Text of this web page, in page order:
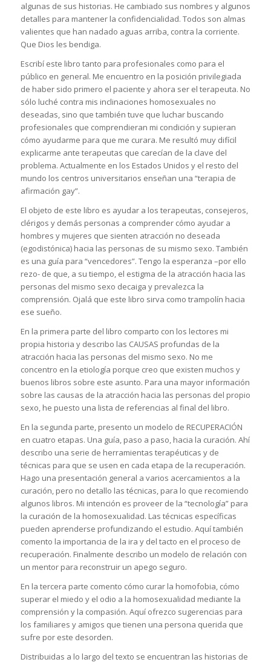
algunas de sus historias. He cambiado sus nombres y algunos
detalles para mantener la confidencialidad. Todos son almas
valientes que han nadado aguas arriba, contra la corriente.
Que Dios les bendiga.
Escribí este libro tanto para profesionales como para el
público en general. Me encuentro en la posición privilegiada
de haber sido primero el paciente y ahora ser el terapeuta. No
sólo luché contra mis inclinaciones homosexuales no
deseadas, sino que también tuve que luchar buscando
profesionales que comprendieran mi condición y supieran
cómo ayudarme para que me curara. Me resultó muy difícil
explicarme ante terapeutas que carecían de la clave del
problema. Actualmente en los Estados Unidos y el resto del
mundo los centros universitarios enseñan una “terapia de
afirmación gay”.
El objeto de este libro es ayudar a los terapeutas, consejeros,
clérigos y demás personas a comprender cómo ayudar a
hombres y mujeres que sienten atracción no deseada
(egodistónica) hacia las personas de su mismo sexo. También
es una guía para “vencedores”. Tengo la esperanza –por ello
rezo- de que, a su tiempo, el estigma de la atracción hacia las
personas del mismo sexo decaiga y prevalezca la
comprensión. Ojalá que este libro sirva como trampolín hacia
ese sueño.
En la primera parte del libro comparto con los lectores mi
propia historia y describo las CAUSAS profundas de la
atracción hacia las personas del mismo sexo. No me
concentro en la etiología porque creo que existen muchos y
buenos libros sobre este asunto. Para una mayor información
sobre las causas de la atracción hacia las personas del propio
sexo, he puesto una lista de referencias al final del libro.
En la segunda parte, presento un modelo de RECUPERACIÓN
en cuatro etapas. Una guía, paso a paso, hacia la curación. Ahí
describo una serie de herramientas terapéuticas y de
técnicas para que se usen en cada etapa de la recuperación.
Hago una presentación general a varios acercamientos a la
curación, pero no detallo las técnicas, para lo que recomiendo
algunos libros. Mi intención es proveer de la “tecnología” para
la curación de la homosexualidad. Las técnicas específicas
pueden aprenderse profundizando el estudio. Aquí también
comento la importancia de la ira y del tacto en el proceso de
recuperación. Finalmente describo un modelo de relación con
un mentor para reconstruir un apego seguro.
En la tercera parte comento cómo curar la homofobia, cómo
superar el miedo y el odio a la homosexualidad mediante la
comprensión y la compasión. Aquí ofrezco sugerencias para
los familiares y amigos que tienen una persona querida que
sufre por este desorden.
Distribuidas a lo largo del texto se encuentran las historias de